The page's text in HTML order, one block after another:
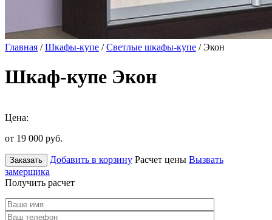
Главная /Шкафы-купе /Светлые шкафы-купе / Экон
Шкаф-купе Экон
Цена:
от 19 000 руб.
Заказать Добавить в корзину Расчет цены Вызвать
замерщика
Получить расчет